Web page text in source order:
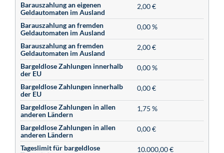
Barauszahlung an eigenen
Geldautomaten im Ausland
2,00 €
Barauszahlung an fremden
Geldautomaten im Ausland
0,00 %
Barauszahlung an fremden
Geldautomaten im Ausland
2,00 €
Bargeldlose Zahlungen innerhalb
der EU
0,00 %
Bargeldlose Zahlungen innerhalb
der EU
0,00 €
Bargeldlose Zahlungen in allen
anderen Ländern
1,75 %
Bargeldlose Zahlungen in allen
anderen Ländern
0,00 €
Tageslimit für bargeldlose
10.000,00 €